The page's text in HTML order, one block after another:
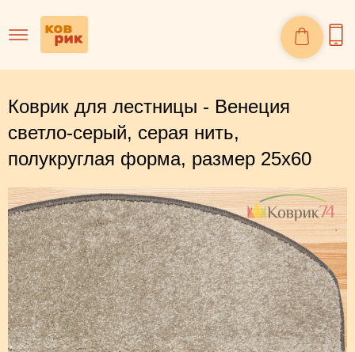
Коврик для лестницы - Венеция
светло-серый, серая нить,
полукруглая форма, размер 25х60